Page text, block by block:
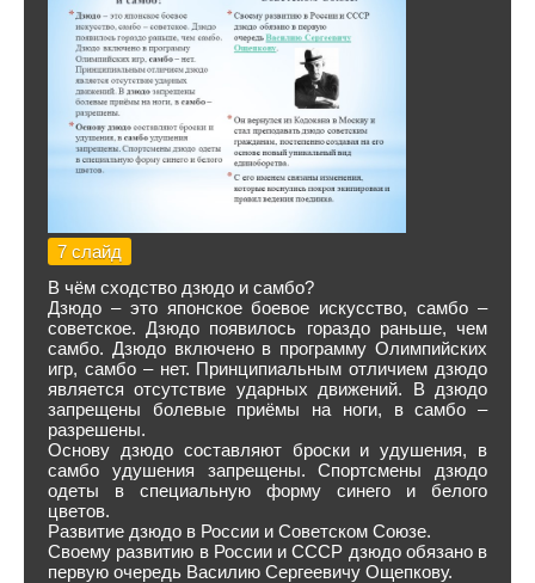
7 слайд
В чём сходство дзюдо и самбо?
Дзюдо – это японское боевое искусство, самбо –
советское. Дзюдо появилось гораздо раньше, чем
самбо. Дзюдо включено в программу Олимпийских
игр, самбо – нет. Принципиальным отличием дзюдо
является отсутствие ударных движений. В дзюдо
запрещены болевые приёмы на ноги, в самбо –
разрешены.
Основу дзюдо составляют броски и удушения, в
самбо удушения запрещены. Спортсмены дзюдо
одеты в специальную форму синего и белого
цветов.
Развитие дзюдо в России и Советском Союзе.
Своему развитию в России и СССР дзюдо обязано в
первую очередь Василию Сергеевичу Ощепкову.